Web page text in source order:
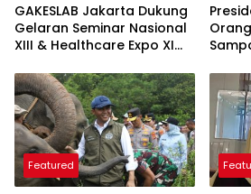
GAKESLAB Jakarta Dukung
Gelaran Seminar Nasional
XIII & Healthcare Expo XI
Featured